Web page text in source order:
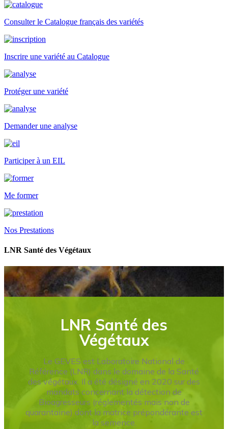
Consulter le Catalogue français des variétés
Inscrire une variété au Catalogue
Protéger une variété
Demander une analyse
Participer à un EIL
Me former
Nos Prestations
LNR Santé des Végétaux
LNR Santé des
Végétaux
Le GEVES est Laboratoire National de
Référence (LNR) dans le domaine de la Santé
des végétaux. Il a été désigné en 2020 sur des
mandats concernant la détection de
Bioagresseurs (réglementés mais non de
quarantaine) dont la matrice prépondérante est
la semence.